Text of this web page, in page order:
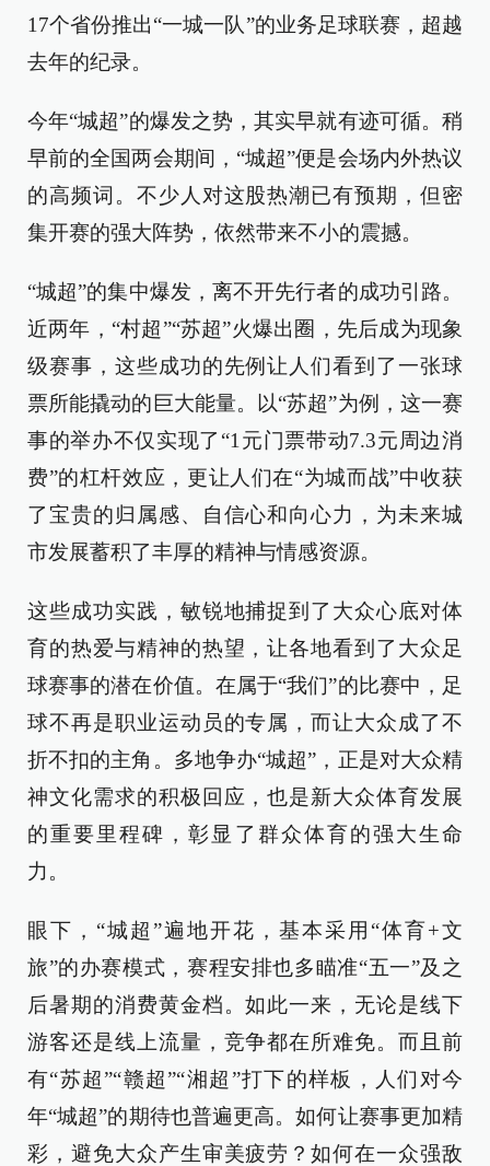
17个省份推出“一城一队”的业务足球联赛，超越
去年的纪录。
今年“城超”的爆发之势，其实早就有迹可循。稍
早前的全国两会期间，“城超”便是会场内外热议
的高频词。不少人对这股热潮已有预期，但密
集开赛的强大阵势，依然带来不小的震撼。
“城超”的集中爆发，离不开先行者的成功引路。
近两年，“村超”“苏超”火爆出圈，先后成为现象
级赛事，这些成功的先例让人们看到了一张球
票所能撬动的巨大能量。以“苏超”为例，这一赛
事的举办不仅实现了“1元门票带动7.3元周边消
费”的杠杆效应，更让人们在“为城而战”中收获
了宝贵的归属感、自信心和向心力，为未来城
市发展蓄积了丰厚的精神与情感资源。
这些成功实践，敏锐地捕捉到了大众心底对体
育的热爱与精神的热望，让各地看到了大众足
球赛事的潜在价值。在属于“我们”的比赛中，足
球不再是职业运动员的专属，而让大众成了不
折不扣的主角。多地争办“城超”，正是对大众精
神文化需求的积极回应，也是新大众体育发展
的重要里程碑，彰显了群众体育的强大生命
力。
眼下，“城超”遍地开花，基本采用“体育+文
旅”的办赛模式，赛程安排也多瞄准“五一”及之
后暑期的消费黄金档。如此一来，无论是线下
游客还是线上流量，竞争都在所难免。而且前
有“苏超”“赣超”“湘超”打下的样板，人们对今
年“城超”的期待也普遍更高。如何让赛事更加精
彩，避免大众产生审美疲劳？如何在一众强敌